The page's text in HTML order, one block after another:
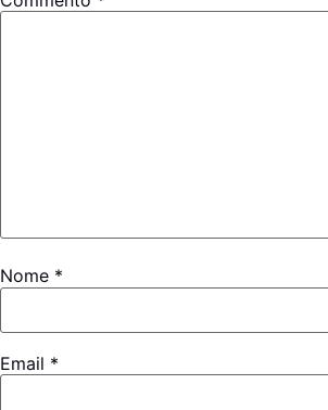
Nome *
Email *